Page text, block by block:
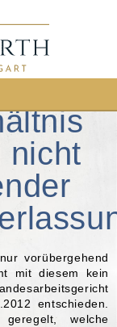
nicht
vorübergehend
mit diesem kein
entschieden.
welche